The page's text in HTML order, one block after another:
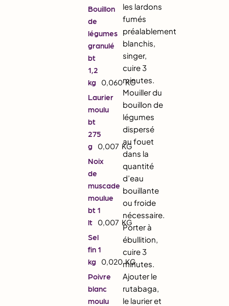
Bouillon
de
légumes
granulé
bt
1,2
kg
0,060 KG
Laurier
moulu
bt
275
g
0,007 KG
Noix
de
muscade
moulue
bt 1
lt
0,007 KG
Sel
fin 1
kg
0,020 KG
Poivre
blanc
moulu
les lardons
fumés
préalablement
blanchis,
singer,
cuire 3
minutes.
Mouiller du
bouillon de
légumes
dispersé
au fouet
dans la
quantité
d’eau
bouillante
ou froide
nécessaire.
Porter à
ébullition,
cuire 3
minutes.
Ajouter le
rutabaga,
le laurier et